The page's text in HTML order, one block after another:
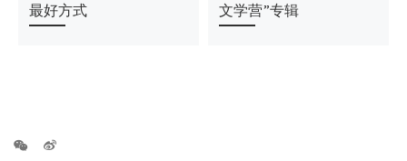
最好方式
文学营”专辑